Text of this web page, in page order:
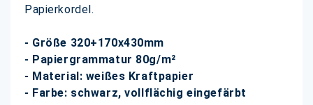
Papierkordel.
- Größe 320+170x430mm
- Papiergrammatur 80g/m²
- Material: weißes Kraftpapier
- Farbe: schwarz, vollflächig eingefärbt